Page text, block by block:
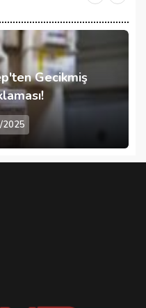
Gecikmiş
2025